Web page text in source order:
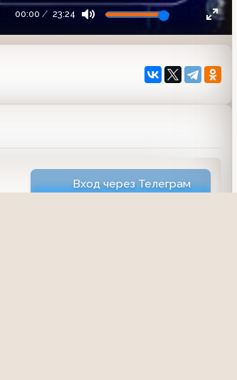
00:00 23:24
Вход через Телеграм